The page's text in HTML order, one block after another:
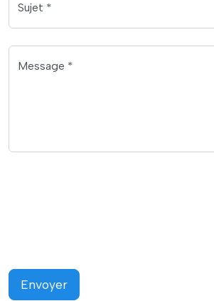
Sujet *
Message *
Envoyer